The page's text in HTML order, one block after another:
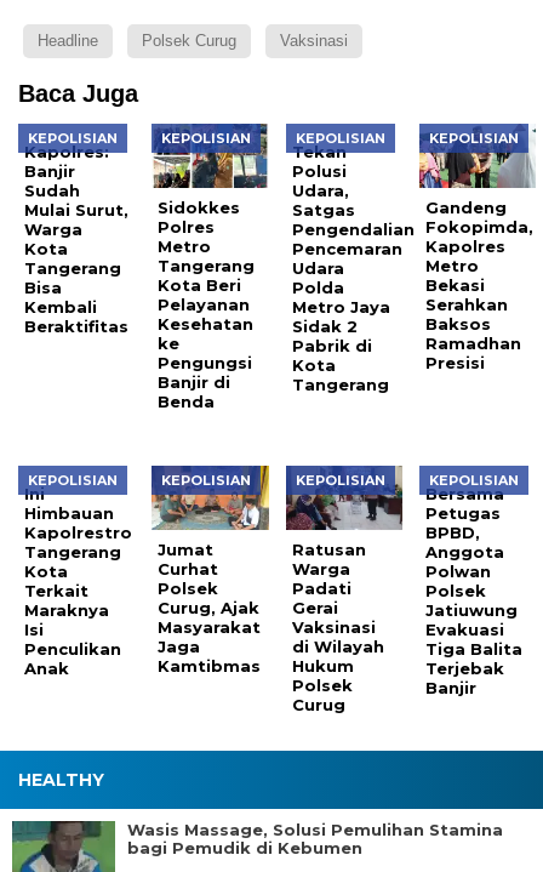
Headline Polsek Curug Vaksinasi
Baca Juga
KEPOLISIAN
Kapolres:
Banjir
Sudah
Mulai Surut,
Warga
Kota
Tangerang
Bisa
Kembali
Beraktifitas
KEPOLISIAN
Sidokkes
Polres
Metro
Tangerang
Kota Beri
Pelayanan
Kesehatan
ke
Pengungsi
Banjir di
Benda
KEPOLISIAN
Tekan
Polusi
Udara,
Satgas
Pengendalian
Pencemaran
Udara
Polda
Metro Jaya
Sidak 2
Pabrik di
Kota
Tangerang
KEPOLISIAN
Gandeng
Fokopimda,
Kapolres
Metro
Bekasi
Serahkan
Baksos
Ramadhan
Presisi
KEPOLISIAN
Ini
Himbauan
Kapolrestro
Tangerang
Kota
Terkait
Maraknya
Isi
Penculikan
Anak
KEPOLISIAN
Jumat
Curhat
Polsek
Curug, Ajak
Masyarakat
Jaga
Kamtibmas
KEPOLISIAN
Ratusan
Warga
Padati
Gerai
Vaksinasi
di Wilayah
Hukum
Polsek
Curug
KEPOLISIAN
Bersama
Petugas
BPBD,
Anggota
Polwan
Polsek
Jatiuwung
Evakuasi
Tiga Balita
Terjebak
Banjir
HEALTHY
Wasis Massage, Solusi Pemulihan Stamina
bagi Pemudik di Kebumen